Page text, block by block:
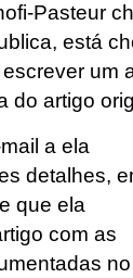
Pasteur
está
um
do artigo
a ela
detalhes,
que ela
com as